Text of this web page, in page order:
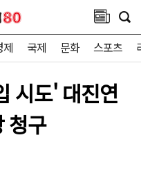
제 국제 문화 스포츠
시도' 대진연
청구